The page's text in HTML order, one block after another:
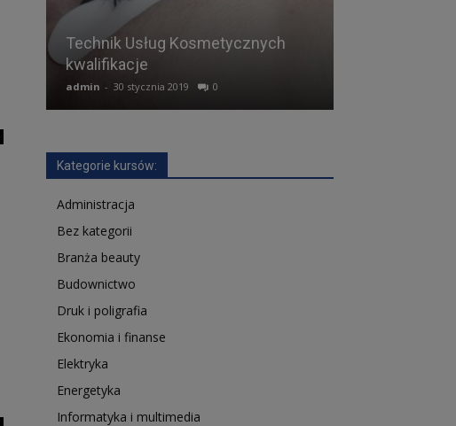
Technik Usług Kosmetycznych
kwalifikacje
admin - 30 stycznia 2019 0
Kategorie kursów:
Administracja
Bez kategorii
Branża beauty
Budownictwo
Druk i poligrafia
Ekonomia i finanse
Elektryka
Energetyka
Informatyka i multimedia